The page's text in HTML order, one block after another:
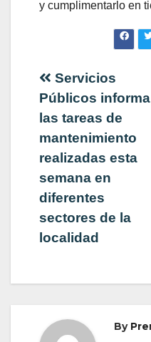
y cumplimentarlo en
de
entradas
Servicios
Públicos informa
las tareas de
mantenimiento
realizadas esta
semana en
diferentes
sectores de la
localidad
By